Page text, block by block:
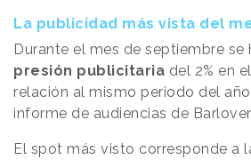
La publicidad más vista del
Durante el mes de septiembre
presión publicitaria del 2% en
relación al mismo periodo del
informe de audiencias de
El spot más visto corresponde a